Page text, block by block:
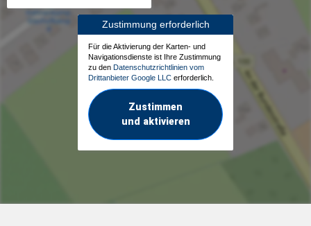
Zustimmung erforderlich
Für die Aktivierung der Karten- und
Navigationsdienste ist Ihre Zustimmung
zu den Datenschutzrichtlinien vom
Drittanbieter Google LLC erforderlich.
Zustimmen
und aktivieren